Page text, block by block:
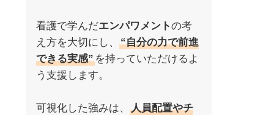
看護で学んだエンパワメントの考
え方を大切にし、
“自分の力で前進
できる実感”を持っていただけるよ
う支援します。
可視化した強みは、
人員配置やチ